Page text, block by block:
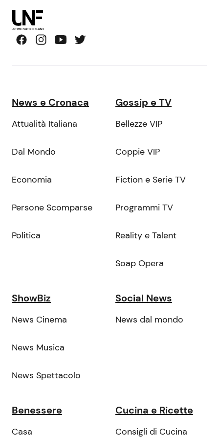
News e Cronaca
Attualità Italiana
Dal Mondo
Economia
Persone Scomparse
Politica
Gossip e TV
Bellezze VIP
Coppie VIP
Fiction e Serie TV
Programmi TV
Reality e Talent
Soap Opera
ShowBiz
News Cinema
News Musica
News Spettacolo
Social News
News dal mondo
Benessere
Casa
Cucina e Ricette
Consigli di Cucina